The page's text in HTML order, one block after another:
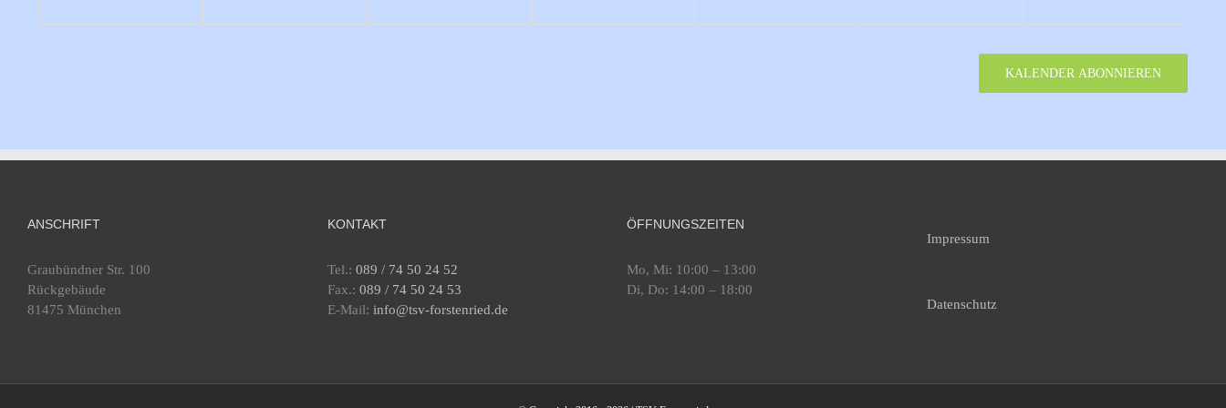
KALENDER ABONNIEREN
ANSCHRIFT
Graubündner Str. 100
Rückgebäude
81475 München
KONTAKT
Tel.: 089 / 74 50 24 52
Fax.: 089 / 74 50 24 53
E-Mail: info@tsv-forstenried.de
ÖFFNUNGSZEITEN
Mo, Mi: 10:00 – 13:00
Di, Do: 14:00 – 18:00
Impressum
Datenschutz